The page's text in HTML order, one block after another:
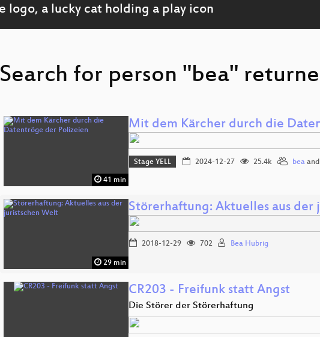
Search for person "bea"
41 min
Mit dem Kärcher durch die
Stage YELL 2024-12-27 25.4k bea and
29 min
Störerhaftung: Aktuelles aus der
2018-12-29 702 Bea Hubrig
CR203 - Freifunk statt Angst
Die Störer der Störerhaftung